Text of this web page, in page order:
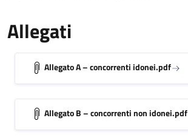
Allegati
Allegato A – concorrenti idonei.pdf
Allegato B – concorrenti non idonei.pdf